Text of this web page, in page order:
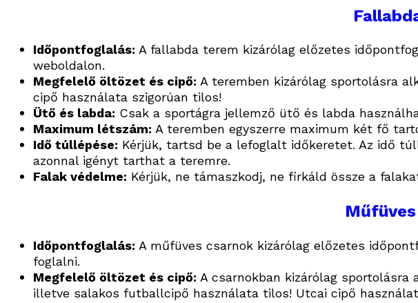
Időpontfoglalás: A fallabda terem kizárólag előzetes
weboldalon.
Megfelelő öltözet és cipő: A teremben kizárólag sportolásra
cipő használata szigorúan tilos!
Ütő és labda: Csak a sportágra jellemző ütő és labda
Maximum létszám: A teremben egyszerre maximum két fő
Idő túllépése: Kérjük, tartsd be a lefoglalt időkeretet. Az idő
azonnal igényt tarthat a teremre.
Falak védelme: Kérjük, ne támaszkodj, ne firkáld össze a
Időpontfoglalás: A műfüves csarnok kizárólag előzetes
foglalni.
Megfelelő öltözet és cipő: A csarnokban kizárólag sportolásra
illetve salakos futballcipő használata tilos! Utcai cipő